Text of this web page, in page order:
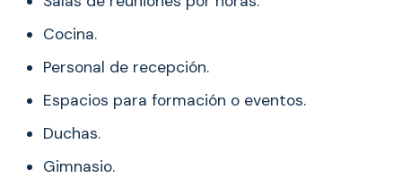
Cocina.
Personal de recepción.
Espacios para formación o eventos.
Duchas.
Gimnasio.